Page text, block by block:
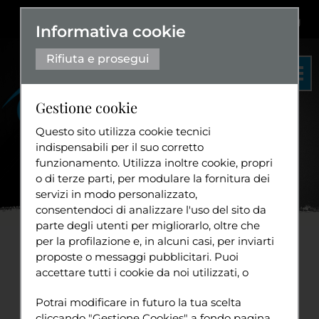
Dislessia Eng
Organigramma
Statuto
Diventa volontario
Sport
Home News La Ballata
La Ballata di Romilda: una
storia che illumina
venerdì 8 maggio 2026
Informativa cookie
Rifiuta e prosegui
Gestione cookie
Questo sito utilizza cookie tecnici
indispensabili per il suo corretto
funzionamento. Utilizza inoltre cookie, propri
o di terze parti, per modulare la fornitura dei
servizi in modo personalizzato,
consentendoci di analizzare l'uso del sito da
parte degli utenti per migliorarlo, oltre che
per la profilazione e, in alcuni casi, per inviarti
proposte o messaggi pubblicitari. Puoi
accettare tutti i cookie da noi utilizzati, o
compaiono sulle pagine di questo sito,
Potrai modificare in futuro la tua scelta